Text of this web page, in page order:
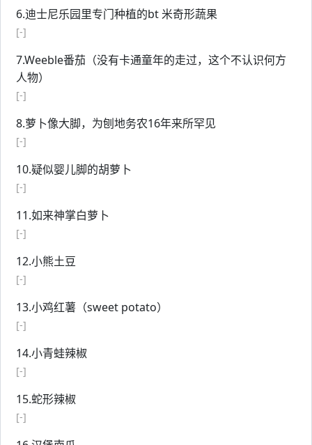
6.迪士尼乐园里专门种植的bt 米奇形蔬果
[-]
7.Weeble番茄（没有卡通童年的走过，这个不认识何方
人物）
[-]
8.萝卜像大脚，为刨地务农16年来所罕见
[-]
10.疑似婴儿脚的胡萝卜
[-]
11.如来神掌白萝卜
[-]
12.小熊土豆
[-]
13.小鸡红薯（sweet potato）
[-]
14.小青蛙辣椒
[-]
15.蛇形辣椒
[-]